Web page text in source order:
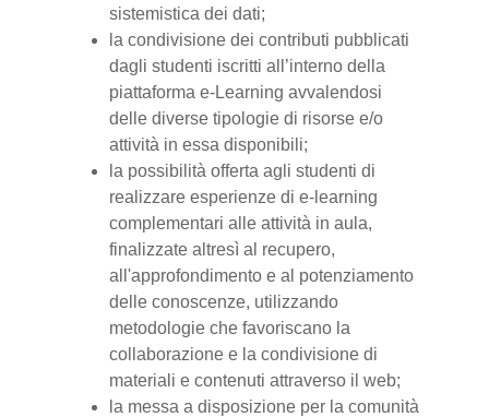
sistemistica dei dati;
la condivisione dei contributi pubblicati
dagli studenti iscritti all’interno della
piattaforma e-Learning avvalendosi
delle diverse tipologie di risorse e/o
attività in essa disponibili;
la possibilità offerta agli studenti di
realizzare esperienze di e-learning
complementari alle attività in aula,
finalizzate altresì al recupero,
all'approfondimento e al potenziamento
delle conoscenze, utilizzando
metodologie che favoriscano la
collaborazione e la condivisione di
materiali e contenuti attraverso il web;
la messa a disposizione per la comunità